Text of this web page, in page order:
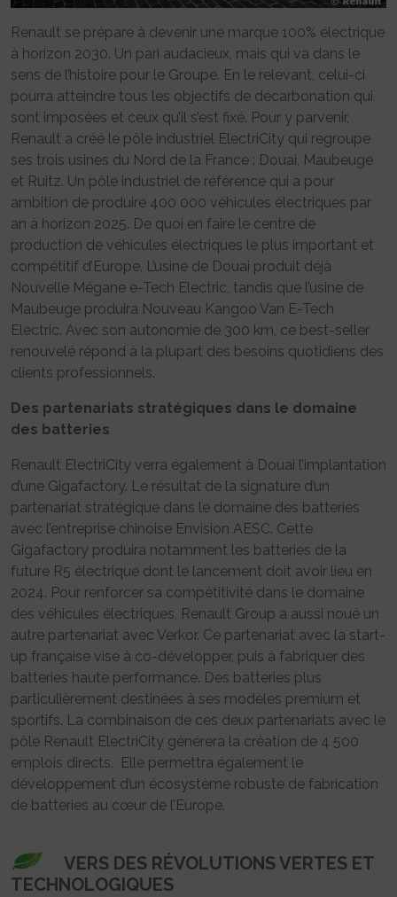
Renault se prépare à devenir une marque 100% électrique
à horizon 2030. Un pari audacieux, mais qui va dans le
sens de l’histoire pour le Groupe. En le relevant, celui-ci
pourra atteindre tous les objectifs de décarbonation qui
sont imposées et ceux qu’il s’est fixé. Pour y parvenir,
Renault a créé le pôle industriel ElectriCity qui regroupe
ses trois usines du Nord de la France : Douai, Maubeuge
et Ruitz. Un pôle industriel de référence qui a pour
ambition de produire 400 000 véhicules électriques par
an à horizon 2025. De quoi en faire le centre de
production de véhicules électriques le plus important et
compétitif d’Europe. L’usine de Douai produit déjà
Nouvelle Mégane e-Tech Electric, tandis que l’usine de
Maubeuge produira Nouveau Kangoo Van E-Tech
Electric. Avec son autonomie de 300 km, ce best-seller
renouvelé répond à la plupart des besoins quotidiens des
clients professionnels.
Des partenariats stratégiques dans le domaine
des batteries
Renault ElectriCity verra également à Douai l’implantation
d’une Gigafactory. Le résultat de la signature d’un
partenariat stratégique dans le domaine des batteries
avec l’entreprise chinoise Envision AESC. Cette
Gigafactory produira notamment les batteries de la
future R5 électrique dont le lancement doit avoir lieu en
2024. Pour renforcer sa compétitivité dans le domaine
des véhicules électriques, Renault Group a aussi noué un
autre partenariat avec Verkor. Ce partenariat avec la start-
up française vise à co-développer, puis à fabriquer des
batteries haute performance. Des batteries plus
particulièrement destinées à ses modèles premium et
sportifs. La combinaison de ces deux partenariats avec le
pôle Renault ElectriCity générera la création de 4 500
emplois directs. Elle permettra également le
développement d’un écosystème robuste de fabrication
de batteries au cœur de l’Europe.
VERS DES RÉVOLUTIONS VERTES ET
TECHNOLOGIQUES